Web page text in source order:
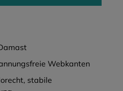
Webkanten
stabile